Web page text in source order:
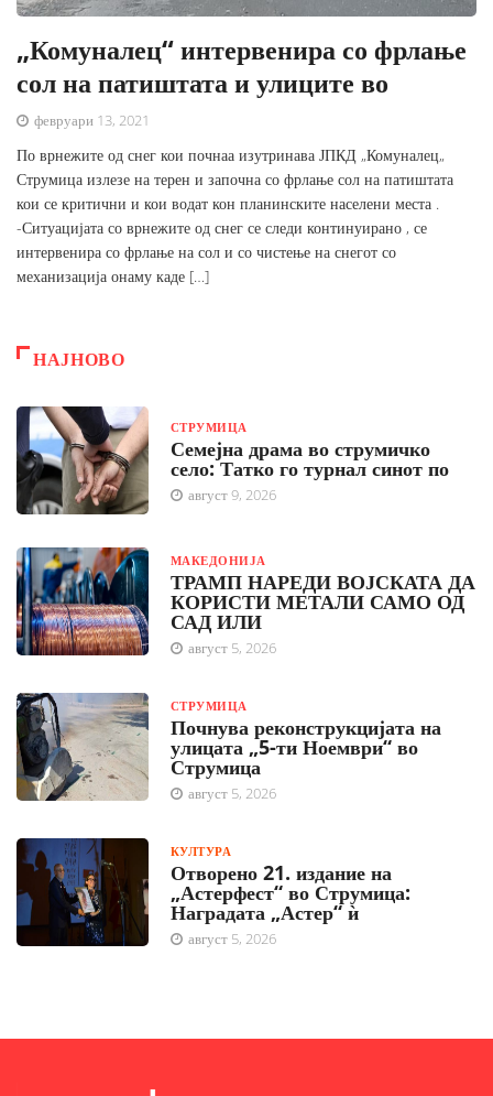
„Комуналец“ интервенира со фрлање
сол на патиштата и улиците во
февруари 13, 2021
По врнежите од снег кои почнаа изутринава ЈПКД „Комуналец„
Струмица излезе на терен и започна со фрлање сол на патиштата
кои се критични и кои водат кон планинските населени места .
-Ситуацијата со врнежите од снег се следи континуирано , се
интервенира со фрлање на сол и со чистење на снегот со
механизација онаму каде […]
НАЈНОВО
СТРУМИЦА
Семејна драма во струмичко
село: Татко го турнал синот по
август 9, 2026
МАКЕДОНИЈА
ТРАМП НАРЕДИ ВОЈСКАТА ДА
КОРИСТИ МЕТАЛИ САМО ОД
САД ИЛИ
август 5, 2026
СТРУМИЦА
Почнува реконструкцијата на
улицата „5-ти Ноември“ во
Струмица
август 5, 2026
КУЛТУРА
Отворено 21. издание на
„Астерфест“ во Струмица:
Наградата „Астер“ ѝ
август 5, 2026